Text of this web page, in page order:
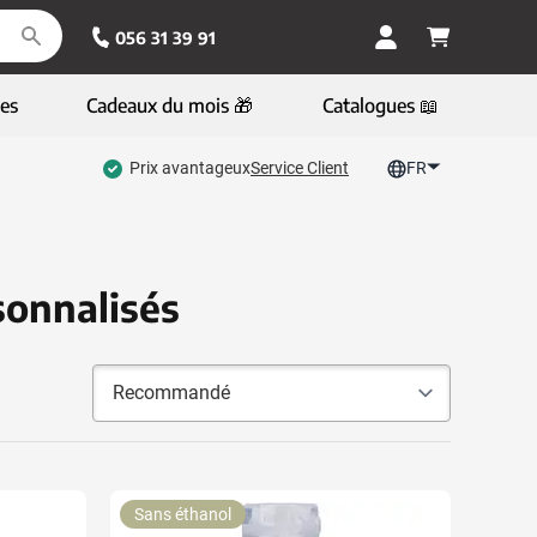
056 31 39 91
Cadeaux du mois 🎁 Catalogues 📖
Prix avantageuxService Client FR
Sans éthanol